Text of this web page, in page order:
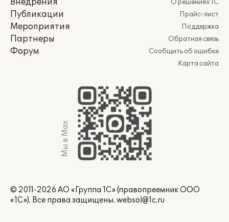
Внедрения
Публикации
Мероприятия
Партнеры
Форум
О решениях 1С
Прайс-лист
Поддержка
Обратная связь
Сообщить об ошибке
Карта сайта
Мы в Max
© 2011-2026 АО «Группа 1С» (правопреемник ООО
«1С»). Все права защищены. websol@1c.ru